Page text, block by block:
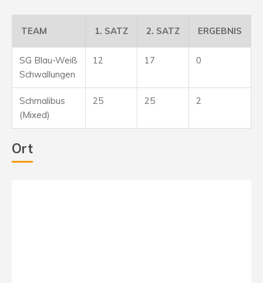
TEAM 1. SATZ 2. SATZ ERGEBNIS
SG Blau-Weiß
Schwallungen
12 17 0
Schmalibus
(Mixed)
25 25 2
Ort